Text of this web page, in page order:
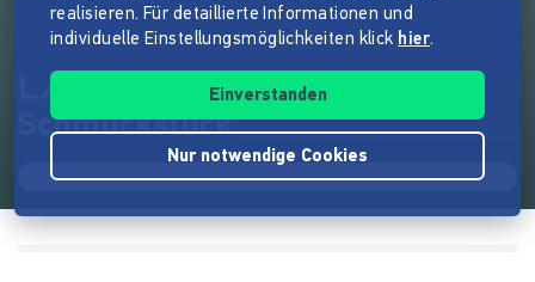
LÆMON - mehr als ein
Schmuckstück
realisieren. Für detaillierte Informationen und
individuelle Einstellungsmöglichkeiten klick hier.
Einverstanden
Nur notwendige Cookies